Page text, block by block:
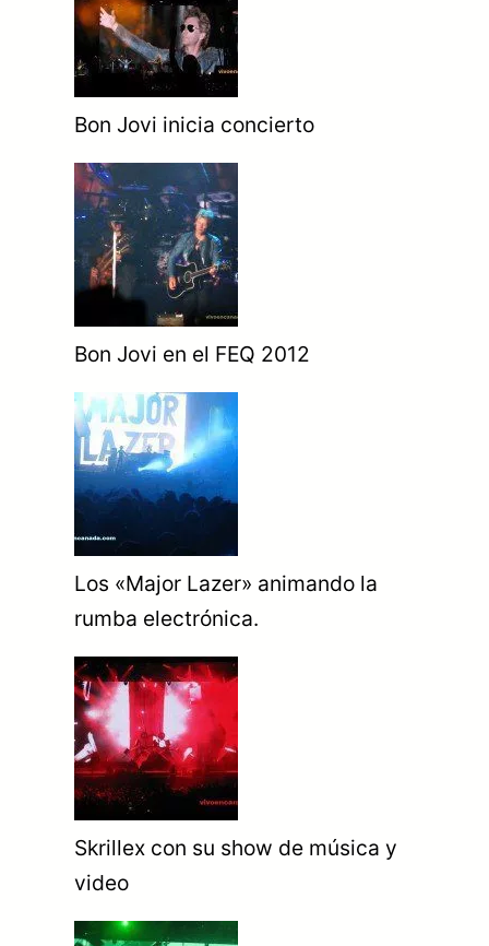
Bon Jovi inicia concierto
Bon Jovi en el FEQ 2012
Los «Major Lazer» animando la
rumba electrónica.
Skrillex con su show de música y
video